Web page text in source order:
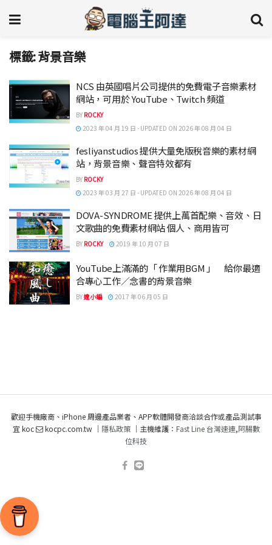
標籤:背景音樂
NCS 由英國唱片公司提供的免費電子音樂素材
網站，可用於 YouTube、Twitch 頻道
BY ROCKY
2023 年 04 月 19 日 - UPDATED ON 2026 年 08 月 04 日
fesliyanstudios 提供大量免版稅音樂的素材網
站，背景音樂、聲音特效都有
BY ROCKY
2023 年 03 月 27 日 - UPDATED ON 2026 年 08 月 04 日
DOVA-SYNDROME 提供上萬首配樂、音效、日
文歌曲的免費素材網站 個人、商用皆可
BY ROCKY 2019 年 10 月 07 日
YouTube上滿滿的「 作業用BGM 」 給你最適
合專心工作／念書的背景音樂
BY達小編 2017 年 06 月 05 日
歡迎手機廠商、iPhone 周邊產品業者、APP軟體開發商洽談合作或產品測試事
宜 koc
kocpc.com.tw ｜ 隱私政策｜主機維護： Fast Line 台灣速連,阿腸數
位科技